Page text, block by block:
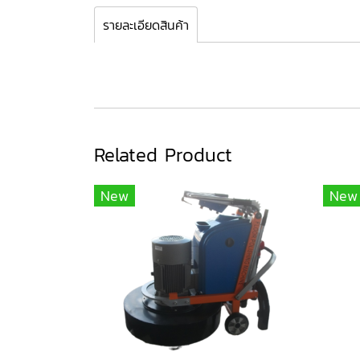
รายละเอียดสินค้า
Related Product
New New